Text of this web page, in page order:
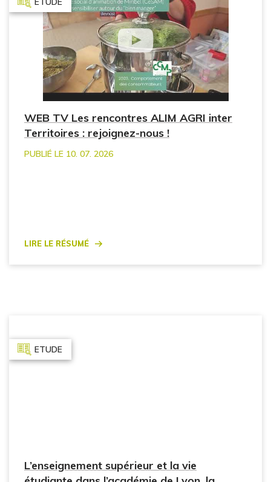
WEB TV Les rencontres ALIM AGRI inter
Territoires : rejoignez-nous !
PUBLIÉ LE 10. 07. 2026
Lire le résumé
ETUDE
L’enseignement supérieur et la vie